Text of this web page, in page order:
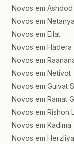
Novos em Ashdod
Novos em Netanya
Novos em Eilat
Novos em Hadera
Novos em
Novos em Netivot
Novos em Guivat
Novos em Ramat
Novos em Rishon
Novos em Kadima
Novos em Herzliya